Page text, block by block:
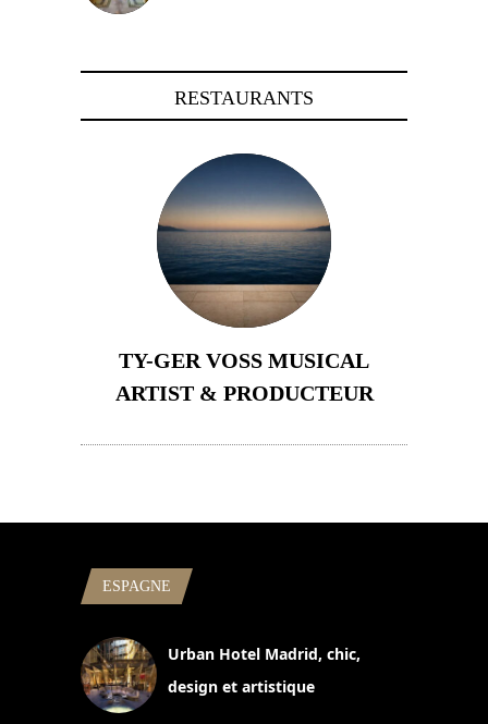
RESTAURANTS
TY-GER VOSS MUSICAL
ARTIST & PRODUCTEUR
ESPAGNE
Urban Hotel Madrid, chic,
design et artistique